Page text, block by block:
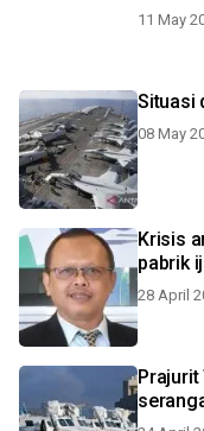
11 May
Situasi
08 May
Krisis
pabrik
28 April
Prajurit